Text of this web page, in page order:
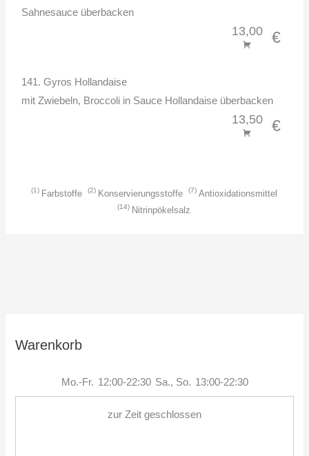
Sahnesauce überbacken
13,00 €
141. Gyros Hollandaise
mit Zwiebeln, Broccoli in Sauce Hollandaise überbacken
13,50 €
1 Farbstoffe 2 Konservierungsstoffe 7 Antioxidationsmittel
14 Nitrinpökelsalz
Warenkorb
Mo.-Fr. 12:00-22:30 Sa., So. 13:00-22:30
zur Zeit geschlossen